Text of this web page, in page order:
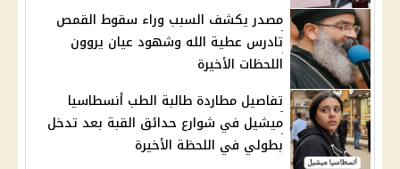
مصدر يكشف السبب وراء سقوط القمص
تادرس عطية الله وشهود عيان يروون
اللحظات الأخيرة
تفاصيل مطاردة طالبة الطب أنسطاسيا
ميشيل في شوارع حدائق القبة بعد تدخل
بطولي في اللحظة الأخيرة